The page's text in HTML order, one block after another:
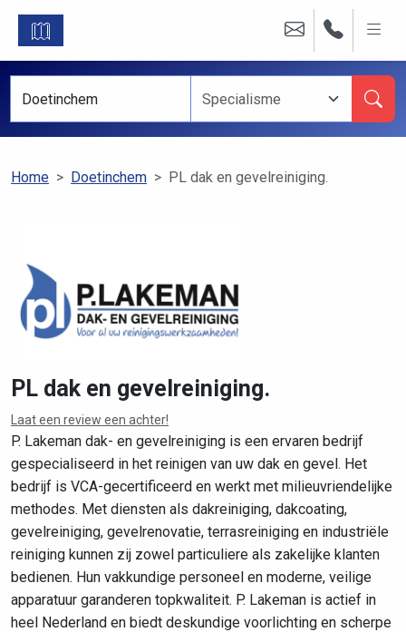
Home Doetinchem PL dak en gevelreiniging.
PL dak en gevelreiniging.
Laat een review een achter!
P. Lakeman dak- en gevelreiniging is een ervaren bedrijf
gespecialiseerd in het reinigen van uw dak en gevel. Het
bedrijf is VCA-gecertificeerd en werkt met milieuvriendelijke
methodes. Met diensten als dakreiniging, dakcoating,
gevelreiniging, gevelrenovatie, terrasreiniging en industriële
reiniging kunnen zij zowel particuliere als zakelijke klanten
bedienen. Hun vakkundige personeel en moderne, veilige
apparatuur garanderen topkwaliteit. P. Lakeman is actief in
heel Nederland en biedt deskundige voorlichting en scherpe